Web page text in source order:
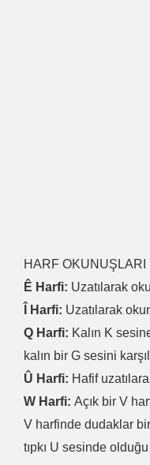
HARF OKUNUŞLARI
Ê Harfi: Uzatılarak
Î Harfi: Uzatılarak
Q Harfi: Kalın K
kalın bir G sesini
Û Harfi: Hafif
W Harfi: Açık bir V
V harfinde dudaklar
tıpkı U sesinde